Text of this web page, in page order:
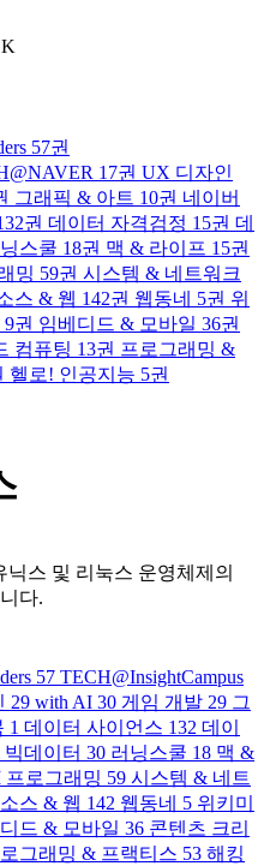
57권
17권 UX 디자인
그래픽 & 아트 10권 네이버
권 데이터 자격검정 15권 데
스쿨 18권 맥 & 라이프 15권
밍 59권 시스템 & 네트워크
스 & 웹 142권 웹동네 5권 위
9권 임베디드 & 모바일 36권
컴퓨팅 13권 프로그래밍 &
헬로! 인공지능 5권
스 및 리눅스 운영체제의
다.
57 TECH@InsightCampus
29 with AI 30 게임 개발 29 그
1 데이터 사이언스 132 데이
데이터 30 러닝스쿨 18 맥 &
로그래밍 59 시스템 & 네트
스 & 웹 142 웹동네 5 위키미
드 & 모바일 36 콘텐츠 크리
그래밍 & 프랙티스 53 해킹